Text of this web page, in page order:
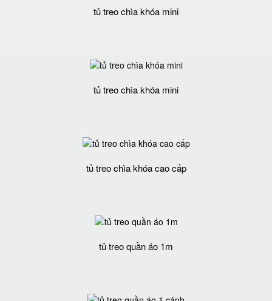
tủ treo chìa khóa mini
tủ treo chìa khóa mini
tủ treo chìa khóa cao cấp
tủ treo quần áo 1m